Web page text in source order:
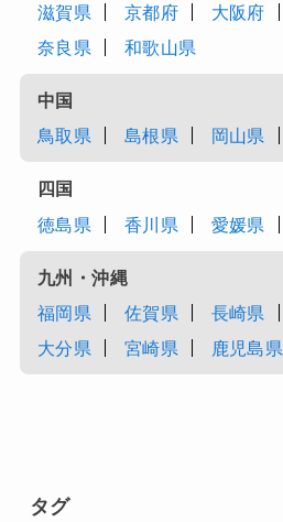
滋賀県
京都府 大阪府
奈良県
和歌山県
中国
鳥取県
島根県 岡山県
四国
徳島県
香川県 愛媛県
九州・沖縄
福岡県
佐賀県 長崎県
大分県
宮崎県 鹿児島県
タグ